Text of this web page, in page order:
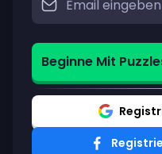
Beginne Mit